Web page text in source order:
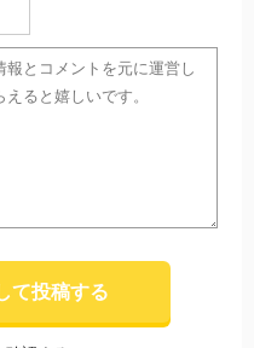
て投稿する